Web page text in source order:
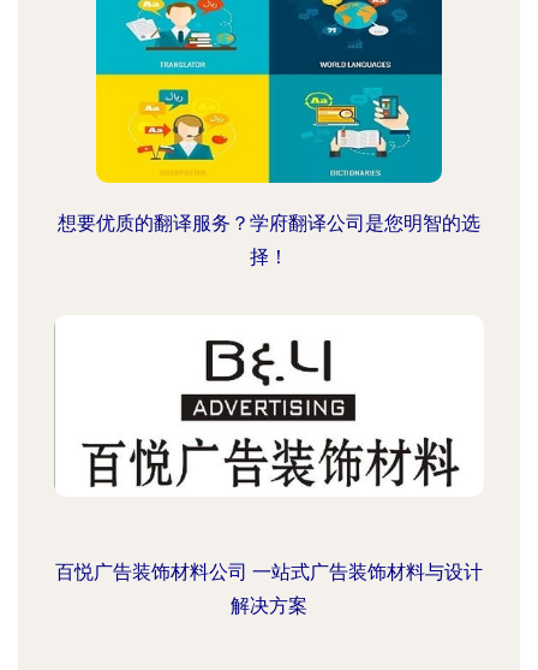
想要优质的翻译服务？学府翻译公司是您明智的选
择！
百悦广告装饰材料公司 一站式广告装饰材料与设计
解决方案